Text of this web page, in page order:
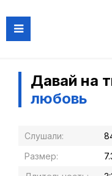
Давай на
любовь
Слушали:
Размер: